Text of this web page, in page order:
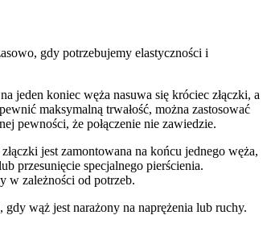
gdy potrzebujemy elastyczności i
jeden koniec węża nasuwa się króciec złączki, a
maksymalną trwałość, można zastosować
pewności, że połączenie nie zawiedzie.
jest zamontowana na końcu jednego węża,
przesunięcie specjalnego pierścienia.
w zależności od potrzeb.
wąż jest narażony na naprężenia lub ruchy.